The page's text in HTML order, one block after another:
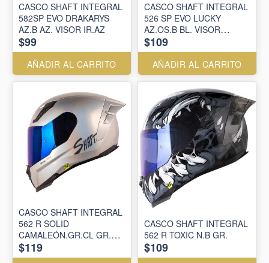
CASCO SHAFT INTEGRAL
582SP EVO DRAKARYS
AZ.B AZ. VISOR IR.AZ
$99
AÑADIR AL CARRITO
CASCO SHAFT INTEGRAL
526 SP EVO LUCKY
AZ.OS.B BL. VISOR
SM.CL.IR.AZ
$109
AÑADIR AL CARRITO
CASCO SHAFT INTEGRAL
562 R SOLID
CAMALEÓN.GR.CL GR.OS
VISOR SM.CL.IR.AZ
$119
CASCO SHAFT INTEGRAL
562 R TOXIC N.B GR.
$109